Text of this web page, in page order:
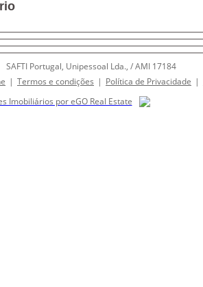
SAFTI Portugal, Unipessoal Lda., / AMI 17184
| Termos e condições | Política de Privacidade |
Imobiliários por eGO Real Estate